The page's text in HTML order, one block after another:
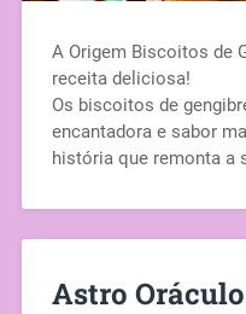
A Origem Biscoitos de
receita deliciosa!
Os biscoitos de
encantadora e sabor
história que remonta a
Astro